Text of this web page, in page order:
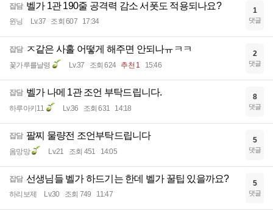
잡담 벨가 1관 190줄 공격력 감소 서폿도 적용되나요?
윈닝 Lv.37 조회 607 17:34
1
댓글
잡담 ㅈ같은 사홀 어떻게 해주면 안되나ㅠㅋㅋ
꽃가루를날령 Lv.37 조회 624 추천 1 15:46
2
댓글
잡담 벨가 나메 1관 조언 부탁드립니다.
하루아키11 Lv.36 조회 631 14:18
8
댓글
잡담 팔찌 물량전 조언부탁드립니다
옴망망 Lv.21 조회 451 14:05
5
댓글
잡담 선생님들 벨가 하드기는 한데 벨가 꿀팁 있을까요?
하리보제 Lv.30 조회 749 11:47
5
댓글